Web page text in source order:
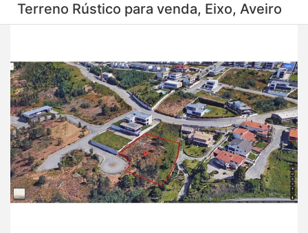
Terreno Rústico para venda, Eixo, Aveiro